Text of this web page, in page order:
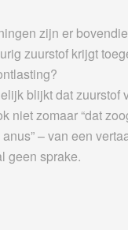
zijn er
zuurstof krijgt
blijkt dat zuurstof
niet zomaar “dat
– van een
geen sprake.